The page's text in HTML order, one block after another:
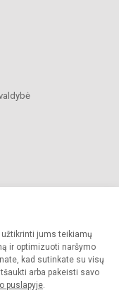
jums teikiamų
ir optimizuoti naršymo
kad sutinkate su visų
arba pakeisti savo
puslapyje.